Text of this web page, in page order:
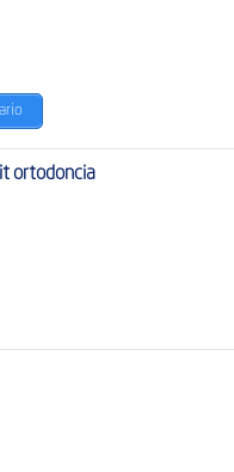
ortodoncia